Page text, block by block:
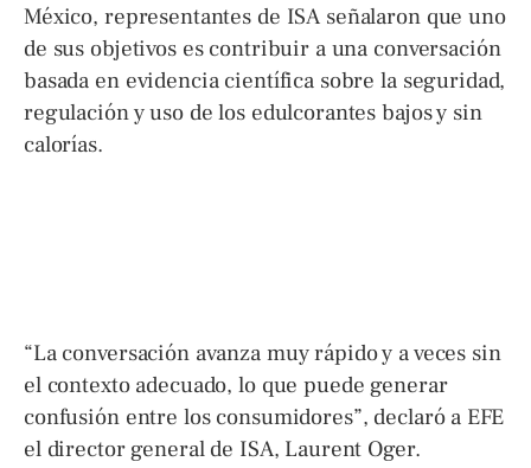
México, representantes de ISA señalaron que uno
de sus objetivos es contribuir a una conversación
basada en evidencia científica sobre la seguridad,
regulación y uso de los edulcorantes bajos y sin
calorías.
“La conversación avanza muy rápido y a veces sin
el contexto adecuado, lo que puede generar
confusión entre los consumidores”, declaró a EFE
el director general de ISA, Laurent Oger.